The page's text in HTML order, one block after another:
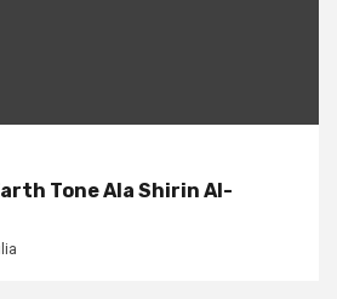
Tone Ala Shirin Al-